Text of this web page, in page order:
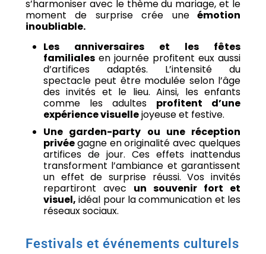
s’harmoniser avec le thème du mariage, et le
moment de surprise crée uneémotion
inoubliable.
Les anniversaires et les fêtes
familiales en journée profitent eux aussi
d’artifices adaptés. L’intensité du
spectacle peut être modulée selon l’âge
des invités et le lieu. Ainsi, les enfants
comme les adultes profitent d’une
expérience visuellejoyeuse et festive.
Une garden-party ou une réception
privéegagne en originalité avec quelques
artifices de jour. Ces effets inattendus
transforment l’ambiance et garantissent
un effet de surprise réussi. Vos invités
repartiront avec un souvenir fort et
visuel, idéal pour la communication et les
réseaux sociaux.
Festivals et événements culturels